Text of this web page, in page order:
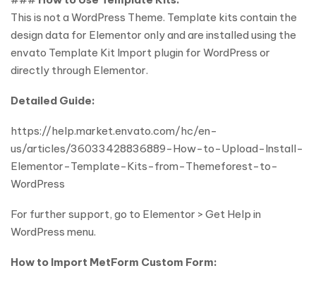
This is not a WordPress Theme. Template kits contain the
design data for Elementor only and are installed using the
envato Template Kit Import plugin for WordPress or
directly through Elementor.
Detailed Guide:
https://help.market.envato.com/hc/en-
us/articles/36033428836889-How-to-Upload-Install-
Elementor-Template-Kits-from-Themeforest-to-
WordPress
For further support, go to Elementor > Get Help in
WordPress menu.
How to Import MetForm Custom Form: